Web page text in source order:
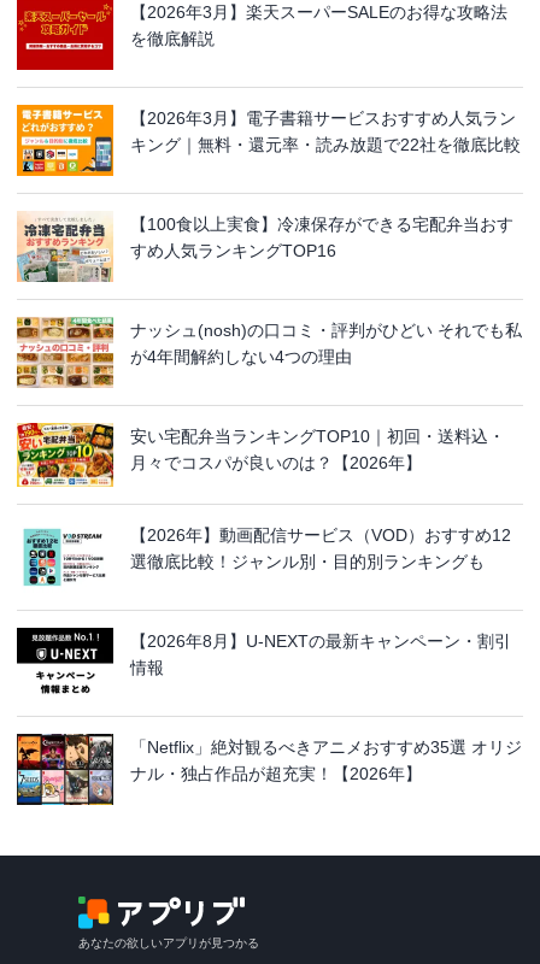
【2026年3月】楽天スーパーSALEのお得な攻略法
を徹底解説
【2026年3月】電子書籍サービスおすすめ人気ラン
キング｜無料・還元率・読み放題で22社を徹底比較
【100食以上実食】冷凍保存ができる宅配弁当おす
すめ人気ランキングTOP16
ナッシュ(nosh)の口コミ・評判がひどい それでも私
が4年間解約しない4つの理由
安い宅配弁当ランキングTOP10｜初回・送料込・
月々でコスパが良いのは？【2026年】
【2026年】動画配信サービス（VOD）おすすめ12
選徹底比較！ジャンル別・目的別ランキングも
【2026年8月】U-NEXTの最新キャンペーン・割引
情報
「Netflix」絶対観るべきアニメおすすめ35選 オリジ
ナル・独占作品が超充実！【2026年】
あなたの欲しいアプリが見つかる